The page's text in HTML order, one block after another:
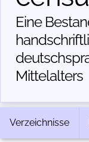
Eine
Mittelalters
Verzeichnisse